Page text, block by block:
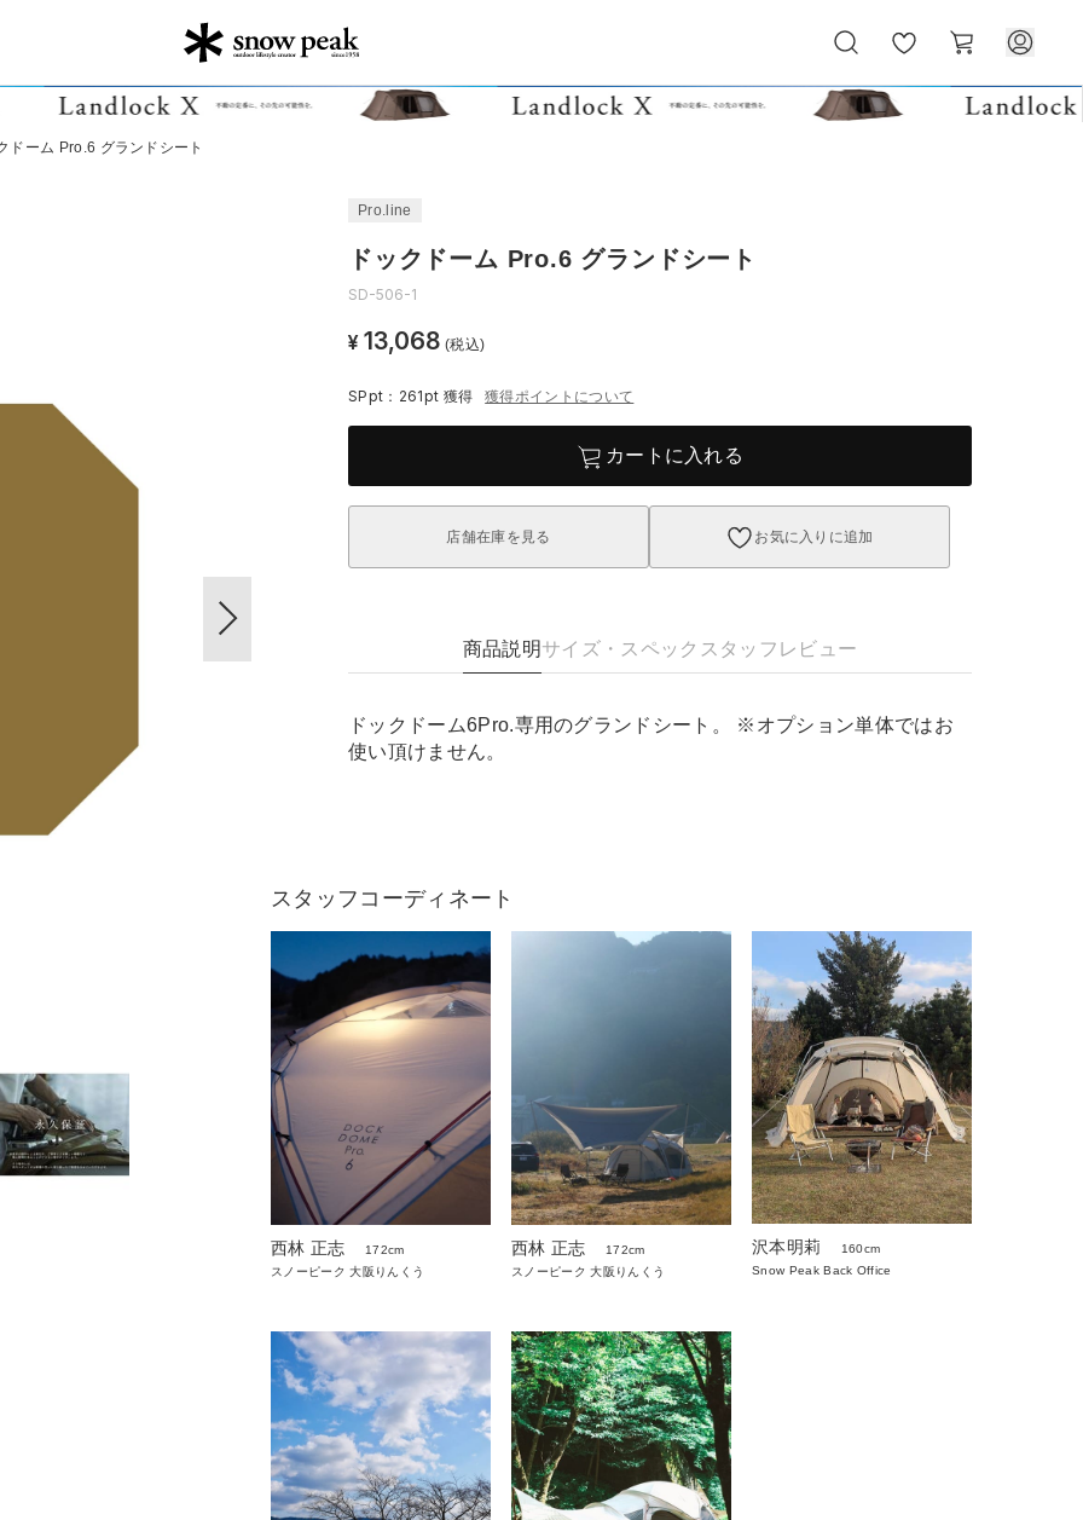
気
に
ー
ト
ドーム Pro.6 グランドシート
Pro.line
ドックドーム Pro.6 グランドシート
SD-506-1
¥ 13,068 (税込)
SPpt：261pt 獲得 獲得ポイントについて
カートに入れる
店舗在庫を見る お気に入りに追加
商品説明サイズ・スペック スタッフレビュー
ドックドーム6Pro.専用のグランドシート。 ※オプション単体ではお
使い頂けません。
スタッフコーディネート
西林 正志
172cm
スノーピーク 大阪りんくう
西林 正志
172cm
スノーピーク 大阪りんくう
沢本明莉
160cm
Snow Peak Back Office